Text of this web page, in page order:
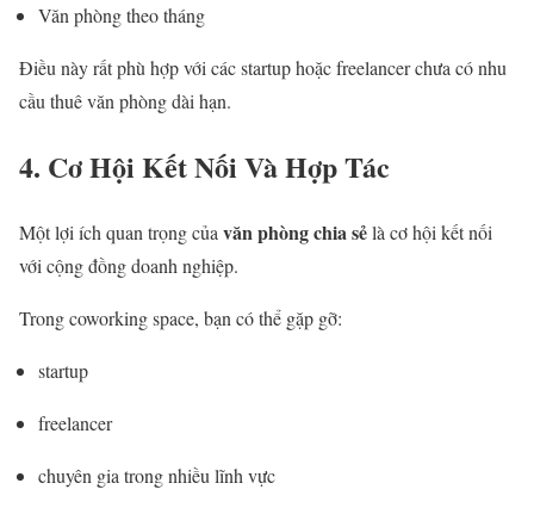
Văn phòng theo tháng
Điều này rất phù hợp với các startup hoặc freelancer chưa có nhu
cầu thuê văn phòng dài hạn.
4. Cơ Hội Kết Nối Và Hợp Tác
Một lợi ích quan trọng của văn phòng chia sẻlà cơ hội kết nối
với cộng đồng doanh nghiệp.
Trong coworking space, bạn có thể gặp gỡ:
startup
freelancer
chuyên gia trong nhiều lĩnh vực